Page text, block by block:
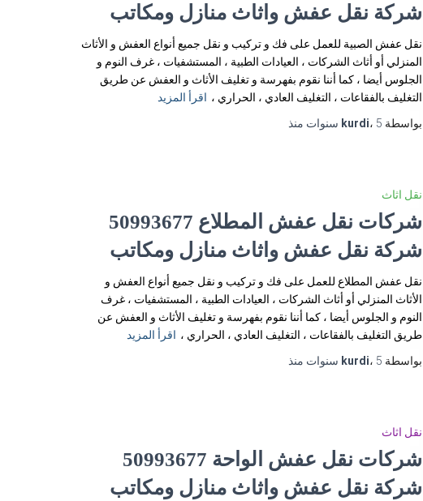
شركة نقل عفش واثاث منازل ومكاتب
نقل عفش الصبية للعمل على فك و تركيب و نقل جميع أنواع العفش و الأثاث
المنزلي أو أثاث الشركات ، العيادات الطبية ، المستشفيات ، غرف النوم و
الجلوس أيضا ، كما أننا نقوم بفهرسة و تغليف الأثاث و العفش عن طريق
التغليف بالفقاعات ، التغليف العادي ، الحراري ، اقرأ المزيد
بواسطة
kurdi، 5 سنوات منذ
نقل اثاث
شركات نقل عفش المطلاع 50993677
شركة نقل عفش واثاث منازل ومكاتب
نقل عفش المطلاع للعمل على فك و تركيب و نقل جميع أنواع العفش و
الأثاث المنزلي أو أثاث الشركات ، العيادات الطبية ، المستشفيات ، غرف
النوم و الجلوس أيضا ، كما أننا نقوم بفهرسة و تغليف الأثاث و العفش عن
طريق التغليف بالفقاعات ، التغليف العادي ، الحراري ، اقرأ المزيد
بواسطة
kurdi، 5 سنوات منذ
نقل اثاث
شركات نقل عفش الواحة 50993677
شركة نقل عفش واثاث منازل ومكاتب